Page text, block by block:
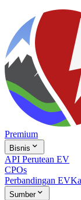
Premium
Bisnis 
API Perutean EV
CPOs
Perbandingan EV
Sumber